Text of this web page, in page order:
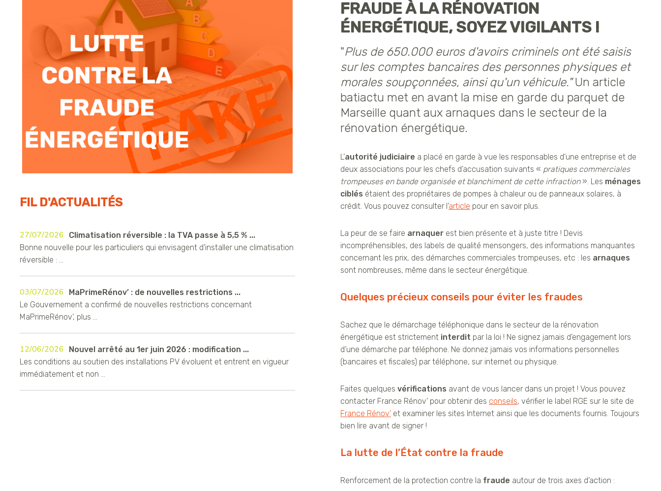
FRAUDE À LA RÉNOVATION
ÉNERGÉTIQUE, SOYEZ VIGILANTS !
"Plus de 650.000 euros d'avoirs criminels ont été saisis
sur les comptes bancaires des personnes physiques et
morales soupçonnées, ainsi qu'un véhicule."Un article
batiactu met en avant la mise en garde du parquet de
Marseille quant aux arnaques dans le secteur de la
rénovation énergétique.
L’autorité judiciaire a placé en garde à vue les responsables d’une entreprise et de
deux associations pour les chefs d’accusation suivants « pratiques commerciales
trompeuses en bande organisée et blanchiment de cette infraction». Les ménages
ciblés étaient des propriétaires de pompes à chaleur ou de panneaux solaires, à
crédit. Vous pouvez consulter l’article pour en savoir plus.
La peur de se faire arnaquer est bien présente et à juste titre ! Devis
incompréhensibles, des labels de qualité mensongers, des informations manquantes
concernant les prix, des démarches commerciales trompeuses, etc : les arnaques
sont nombreuses, même dans le secteur énergétique.
Quelques précieux conseils pour éviter les fraudes
Sachez que le démarchage téléphonique dans le secteur de la rénovation
énergétique est strictement interdit par la loi ! Ne signez jamais d’engagement lors
d’une démarche par téléphone. Ne donnez jamais vos informations personnelles
(bancaires et fiscales) par téléphone, sur internet ou physique.
Faites quelques vérifications avant de vous lancer dans un projet ! Vous pouvez
contacter France Rénov’ pour obtenir des conseils, vérifier le label RGE sur le site de
France Rénov’ et examiner les sites Internet ainsi que les documents fournis. Toujours
bien lire avant de signer !
La lutte de l’État contre la fraude
Renforcement de la protection contre la fraude autour de trois axes d’action :
FIL D'ACTUALITÉS
27/07/2026
Climatisation réversible : la TVA passe à 5,5 % ...
Bonne nouvelle pour les particuliers qui envisagent d'installer une climatisation
réversible : ...
03/07/2026
MaPrimeRénov’ : de nouvelles restrictions ...
Le Gouvernement a confirmé de nouvelles restrictions concernant
MaPrimeRénov’, plus ...
12/06/2026
Nouvel arrêté au 1er juin 2026 : modification ...
Les conditions au soutien des installations PV évoluent et entrent en vigueur
immédiatement et non ...